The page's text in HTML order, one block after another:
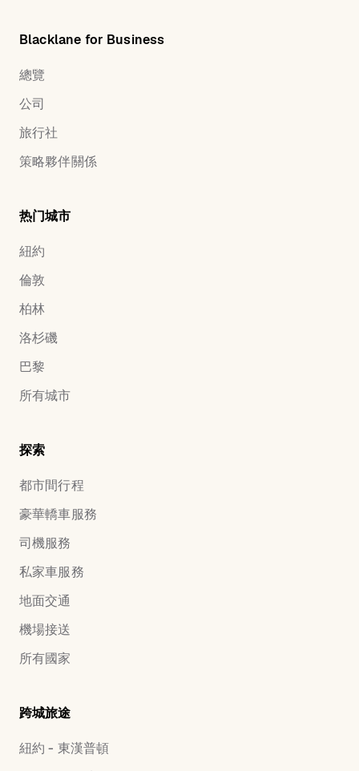
Blacklane for Business
總覽
公司
旅行社
策略夥伴關係
热门城市
紐約
倫敦
柏林
洛杉磯
巴黎
所有城市
探索
都市間行程
豪華轎車服務
司機服務
私家車服務
地面交通
機場接送
所有國家
跨城旅途
紐約 - 東漢普頓